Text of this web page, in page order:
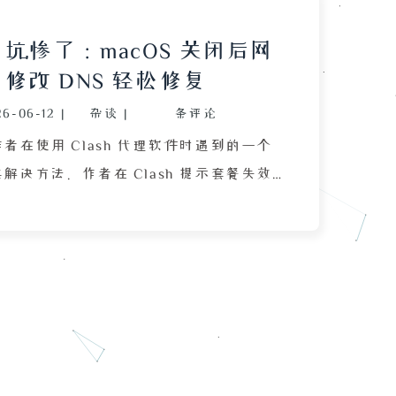
惨了：macOS 关闭后网
改 DNS 轻松修复
06-12 | 杂谈 | 条评论
者在使用 Clash 代理软件时遇到的一个
解决方法。作者在 Clash 提示套餐失效
连接，连百度都超时。尽管怀疑是 Clash
残留配置导致网卡紊乱，但尝试卸载后
网络瞬间恢复。复盘发现，问题根源